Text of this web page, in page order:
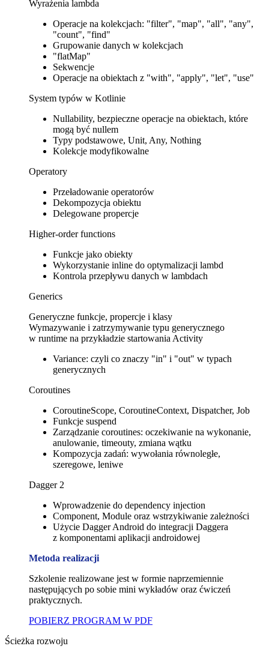
Wyrażenia lambda
Operacje na kolekcjach: "filter", "map", "all", "any",
"count", "find"
Grupowanie danych w kolekcjach
"flatMap"
Sekwencje
Operacje na obiektach z "with", "apply", "let", "use"
System typów w Kotlinie
Nullability, bezpieczne operacje na obiektach, które
mogą być nullem
Typy podstawowe, Unit, Any, Nothing
Kolekcje modyfikowalne
Operatory
Przeładowanie operatorów
Dekompozycja obiektu
Delegowane propercje
Higher-order functions
Funkcje jako obiekty
Wykorzystanie inline do optymalizacji lambd
Kontrola przepływu danych w lambdach
Generics
Generyczne funkcje, propercje i klasy
Wymazywanie i zatrzymywanie typu generycznego
w runtime na przykładzie startowania Activity
Variance: czyli co znaczy "in" i "out" w typach
generycznych
Coroutines
CoroutineScope, CoroutineContext, Dispatcher, Job
Funkcje suspend
Zarządzanie coroutines: oczekiwanie na wykonanie,
anulowanie, timeouty, zmiana wątku
Kompozycja zadań: wywołania równoległe,
szeregowe, leniwe
Dagger 2
Wprowadzenie do dependency injection
Component, Module oraz wstrzykiwanie zależności
Użycie Dagger Android do integracji Daggera
z komponentami aplikacji androidowej
Metoda realizacji
Szkolenie realizowane jest w formie naprzemiennie
następujących po sobie mini wykładów oraz ćwiczeń
praktycznych.
POBIERZ PROGRAM W PDF
Ścieżka rozwoju